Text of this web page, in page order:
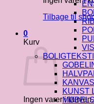
Tilbage til
0
Kurv
Ingen varer i kurven.
KANVAS
KUNST